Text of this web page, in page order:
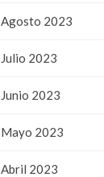
Agosto 2023
Julio 2023
Junio 2023
Mayo 2023
Abril 2023